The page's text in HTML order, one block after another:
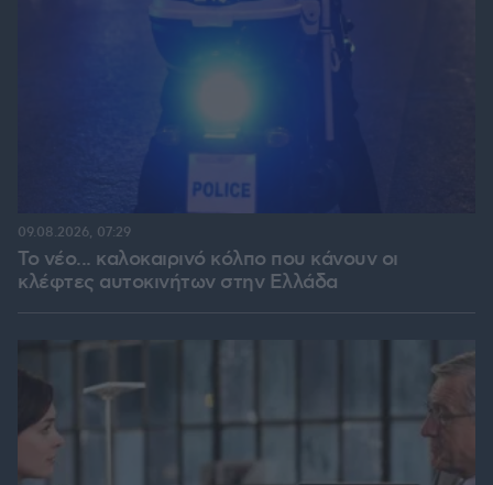
Το νέο... καλοκαιρινό κόλπο που κάνουν οι
κλέφτες αυτοκινήτων στην Ελλάδα
09.08.2026, 07:29